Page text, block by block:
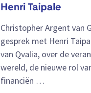
Henri Taipale
Christopher Argent van
gesprek met Henri
van Qvalia, over de
wereld, de nieuwe rol
financiën …